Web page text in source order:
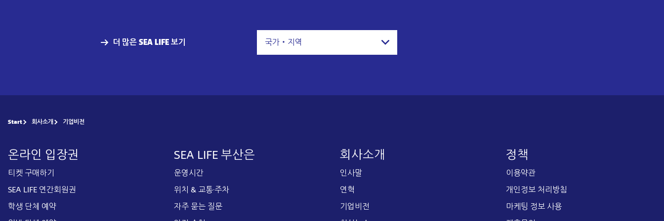
더 많은 SEA LIFE 보기 국가・지역
Start 회사소개 기업비전
온라인 입장권
티켓 구매하기
SEA LIFE 연간회원권
학생 단체 예약
SEA LIFE 부산은
운영시간
위치 & 교통·주차
자주 묻는 질문
회사소개
인사말
연혁
기업비전
정책
이용약관
개인정보 처리방침
마케팅 정보 사용